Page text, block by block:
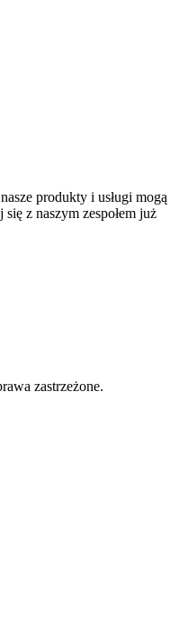
produkty i usługi mogą
z naszym zespołem już
zastrzeżone.